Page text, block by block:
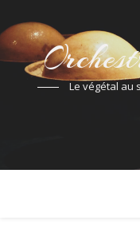
Le végétal au